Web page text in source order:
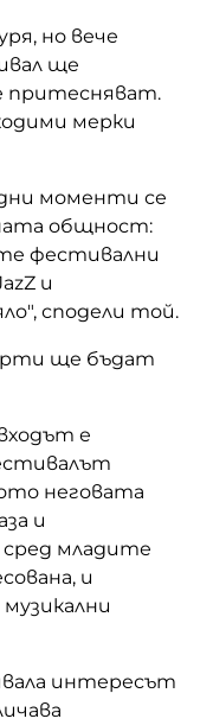
но вече
ще
притесняват.
мерки
моменти се
общност:
фестивални
и
сподели той.
ще бъдат
е
неговата
и
сред младите
и
интересът